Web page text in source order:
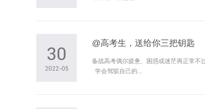
30
2022-05
@高考生，送给你三把钥匙
备战高考偶尔疲惫、困惑或迷茫再正常
学会驾驭自己的...